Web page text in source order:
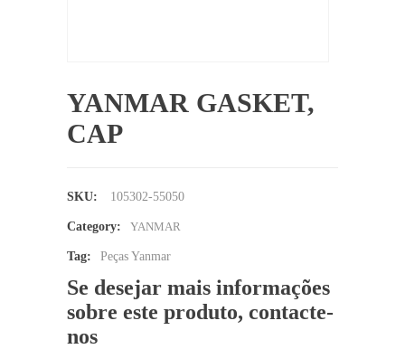
YANMAR GASKET,
CAP
SKU: 105302-55050
Category: YANMAR
Tag: Peças Yanmar
Se desejar mais informações
sobre este produto, contacte-
nos